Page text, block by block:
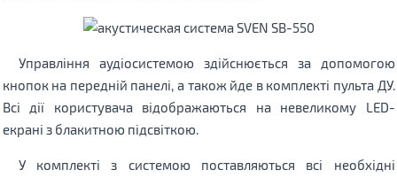
Управління аудіосистемою здійснюється за допомогою
кнопок на передній панелі, а також йде в комплекті пульта ДУ.
Всі дії користувача відображаються на невеликому LED-
екрані з блакитною підсвіткою.
У комплекті з системою поставляються всі необхідні